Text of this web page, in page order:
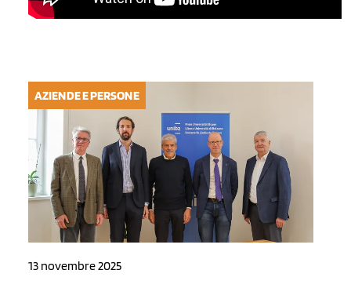
AZIENDE E PERSONE
13 novembre 2025